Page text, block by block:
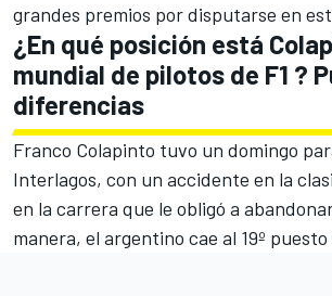
grandes premios por disputarse en
¿En qué posición está
mundial de pilotos de F1 ?
diferencias
Franco Colapinto tuvo un domingo
Interlagos, con un accidente en la
en la carrera que le obligó a
manera, el argentino cae al 19º